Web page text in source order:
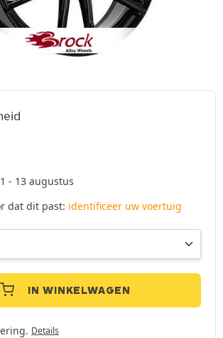
- 13 augustus
dat dit past: identificeer uw voertuig
IN WINKELWAGEN
Details